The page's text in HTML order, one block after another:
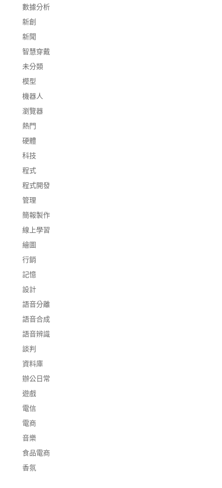
數據分析
新創
新聞
智慧穿戴
未分類
模型
機器人
瀏覽器
熱門
硬體
科技
程式
程式開發
管理
簡報製作
線上學習
繪圖
行銷
記憶
設計
語音分離
語音合成
語音辨識
談判
資料庫
辦公日常
遊戲
電信
電商
音樂
食品電商
香氛